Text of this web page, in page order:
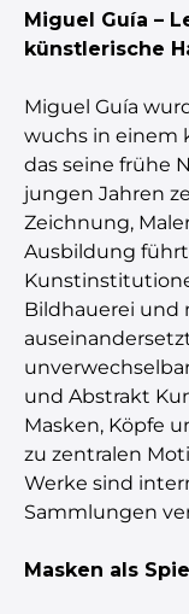
Miguel Guía –
künstlerische
Miguel Guía
wuchs in einem
das seine frühe
jungen Jahren
Zeichnung,
Ausbildung
Bildhauerei und
und Abstrakt
Masken, Köpfe
zu zentralen
Werke sind
Sammlungen
Masken als